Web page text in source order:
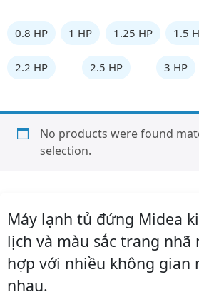
0.8 HP 1 HP 1.25 HP 1.5
2.2 HP 2.5 HP 3 HP
No products were found
selection.
Máy lạnh tủ đứng Midea
lịch và màu sắc trang nhã
hợp với nhiều không gian
nhau.